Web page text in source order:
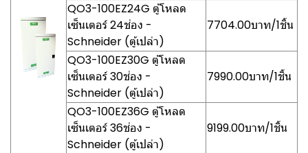
QO3-100EZ24G ตู้โหลด
เซ็นเตอร์ 24ช่อง -
Schneider (ตู้เปล่า)
7704.00บาท/1ชิ้น
QO3-100EZ30G ตู้โหลด
เซ็นเตอร์ 30ช่อง -
Schneider (ตู้เปล่า)
7990.00บาท/1ชิ้น
QO3-100EZ36G ตู้โหลด
เซ็นเตอร์ 36ช่อง -
Schneider (ตู้เปล่า)
9199.00บาท/1ชิ้น